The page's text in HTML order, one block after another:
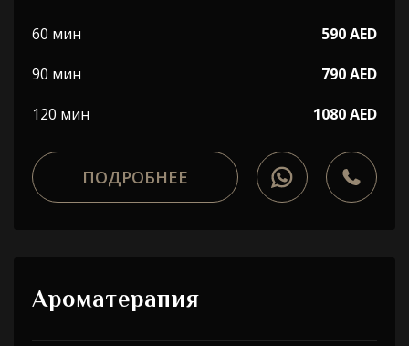
60 мин
590 AED
90 мин
790 AED
120 мин
1080 AED
ПОДРОБНЕЕ
Ароматерапия